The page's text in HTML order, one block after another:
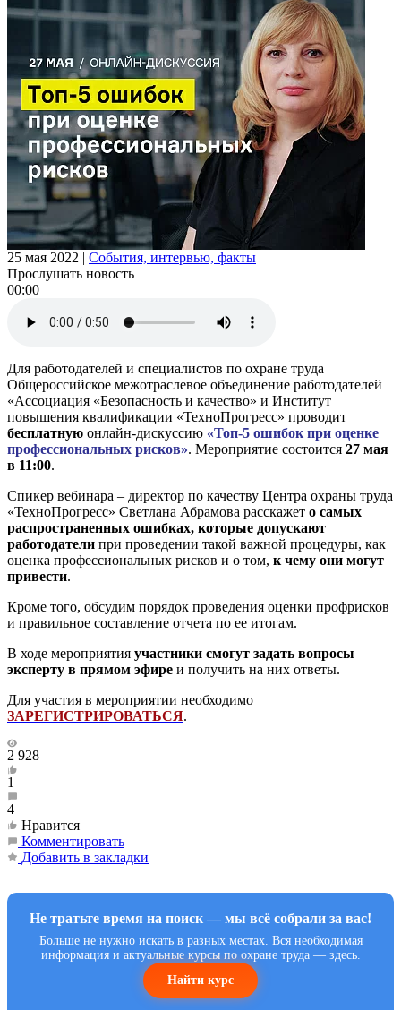
25 мая 2022 | События, интервью, факты
Прослушать новость
00:00
Для работодателей и специалистов по охране труда
Общероссийское межотраслевое объединение работодателей
«Ассоциация «Безопасность и качество» и Институт
повышения квалификации «ТехноПрогресс» проводит
бесплатную онлайн-дискуссию «Топ-5 ошибок при оценке
профессиональных рисков». Мероприятие состоится 27 мая
в 11:00.
Спикер вебинара – директор по качеству Центра охраны труда
«ТехноПрогресс» Светлана Абрамова расскажет о самых
распространенных ошибках, которые допускают
работодатели при проведении такой важной процедуры, как
оценка профессиональных рисков и о том, к чему они могут
привести.
Кроме того, обсудим порядок проведения оценки профрисков
и правильное составление отчета по ее итогам.
В ходе мероприятия участники смогут задать вопросы
эксперту в прямом эфире и получить на них ответы.
Для участия в мероприятии необходимо
ЗАРЕГИСТРИРОВАТЬСЯ.
2 928
1
4
Нравится
Комментировать
Добавить в закладки
Не тратьте время на поиск — мы всё собрали за вас!
Больше не нужно искать в разных местах. Вся необходимая
информация и актуальные курсы по охране труда — здесь.
Найти курс